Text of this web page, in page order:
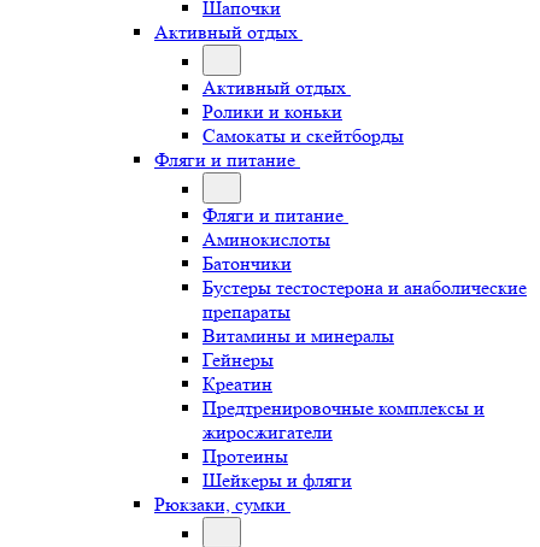
Шапочки
Активный отдых
Активный отдых
Ролики и коньки
Самокаты и скейтборды
Фляги и питание
Фляги и питание
Аминокислоты
Батончики
Бустеры тестостерона и анаболические
препараты
Витамины и минералы
Гейнеры
Креатин
Предтренировочные комплексы и
жиросжигатели
Протеины
Шейкеры и фляги
Рюкзаки, сумки